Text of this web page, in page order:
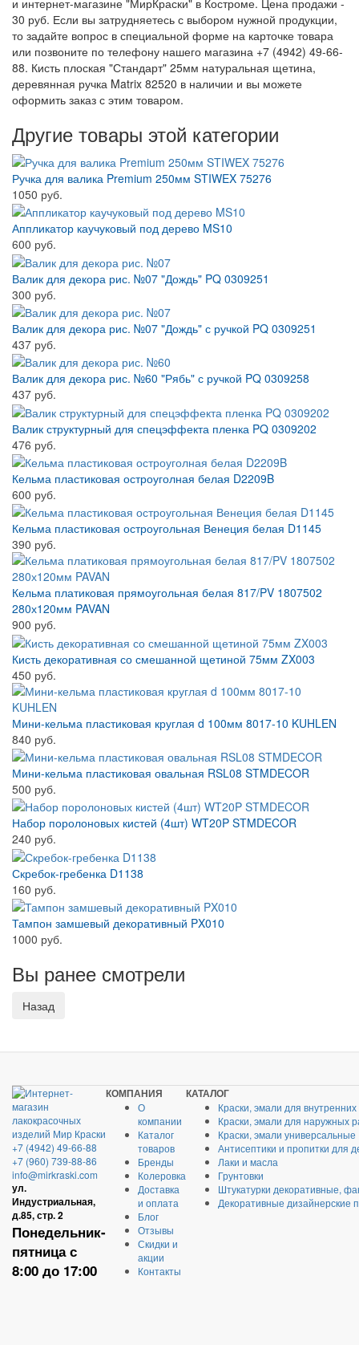
30 руб. Если вы затрудняетесь с выбором нужной продукции,
то задайте вопрос в специальной форме на карточке товара
или позвоните по телефону нашего магазина +7 (4942) 49-66-
88. Кисть плоская "Стандарт" 25мм натуральная щетина,
деревянная ручка Matrix 82520 в наличии и вы можете
оформить заказ с этим товаром.
Другие товары этой категории
Ручка для валика Premium 250мм STIWEX 75276
1050 руб.
Аппликатор каучуковый под дерево MS10
600 руб.
Валик для декора рис. №07 "Дождь" PQ 0309251
300 руб.
Валик для декора рис. №07 "Дождь" с ручкой PQ 0309251
437 руб.
Валик для декора рис. №60 "Рябь" с ручкой PQ 0309258
437 руб.
Валик структурный для спецэффекта пленка PQ 0309202
476 руб.
Кельма пластиковая остроуголная белая D2209B
600 руб.
Кельма пластиковая остроугольная Венеция белая D1145
390 руб.
Кельма платиковая прямоугольная белая 817/PV 1807502
280х120мм PAVAN
900 руб.
Кисть декоративная со смешанной щетиной 75мм ZX003
450 руб.
Мини-кельма пластиковая круглая d 100мм 8017-10 KUHLEN
840 руб.
Мини-кельма пластиковая овальная RSL08 STMDECOR
500 руб.
Набор поролоновых кистей (4шт) WT20P STMDECOR
240 руб.
Скребок-гребенка D1138
160 руб.
Тампон замшевый декоративный PX010
1000 руб.
Вы ранее смотрели
+7 (4942) 49-66-88
+7 (960) 739-88-86
info@mirkraski.com
ул.
Индустриальная,
д.85, стр. 2
Понедельник-
пятница с
8:00 до 17:00
КОМПАНИЯ
О
компании
Каталог
товаров
Бренды
Колеровка
Доставка
и оплата
Блог
Отзывы
Скидки и
акции
Контакты
КАТАЛОГ
Краски, эмали для
Краски, эмали для наружных
Краски, эмали универсальные
Антисептики и пропитки для
Лаки и масла
Грунтовки
Штукатурки декоративные,
Декоративные дизайнерские